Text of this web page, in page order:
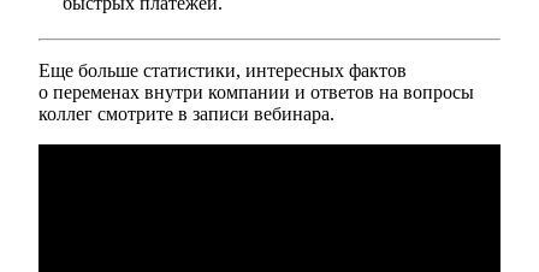
Еще больше статистики, интересных фактов
о переменах внутри компании и ответов на вопросы
коллег смотрите в записи вебинара.